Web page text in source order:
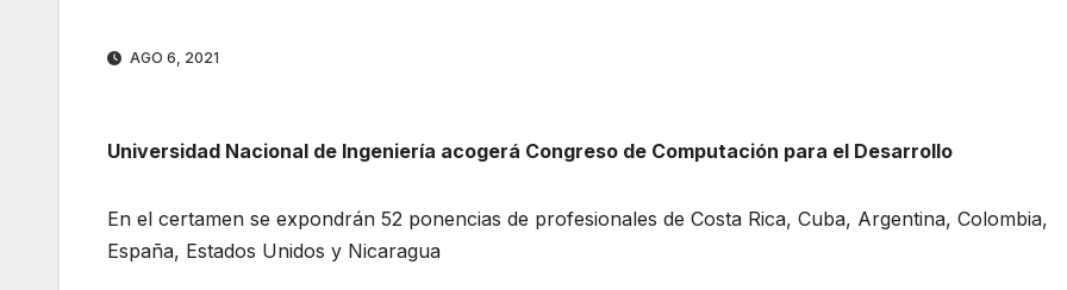
AGO 6, 2021
Universidad Nacional de Ingeniería acogerá Congreso de Computación para el Desarrollo
En el certamen se expondrán 52 ponencias de profesionales de Costa Rica, Cuba, Argentina, Colombia,
España, Estados Unidos y Nicaragua